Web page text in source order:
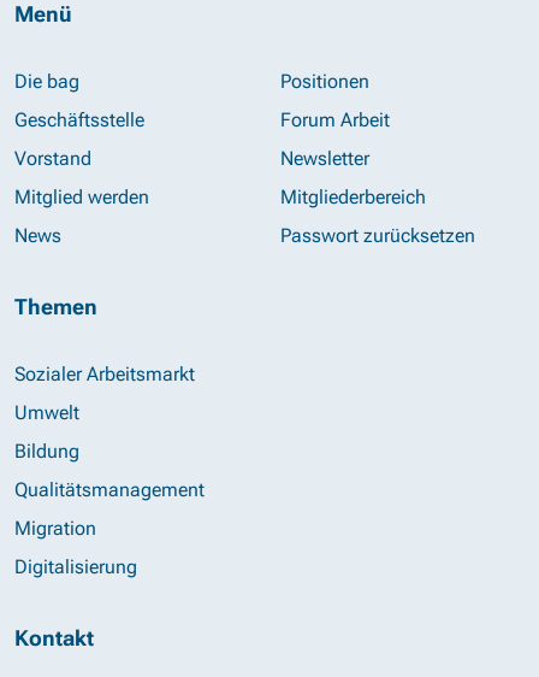
Menü
Die bag
Geschäftsstelle
Vorstand
Mitglied werden
News
Positionen
Forum Arbeit
Newsletter
Mitgliederbereich
Passwort zurücksetzen
Themen
Sozialer Arbeitsmarkt
Umwelt
Bildung
Qualitätsmanagement
Migration
Digitalisierung
Kontakt